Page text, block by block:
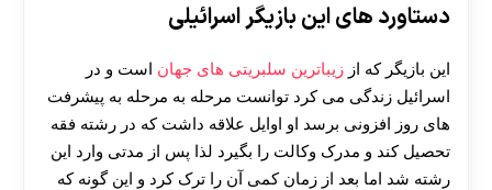
دستاورد های این بازیگر اسرائیلی
این بازیگر که از زیباترین سلبریتی های جهان است و در
اسرائیل زندگی می کرد توانست مرحله به مرحله به پیشرفت
های روز افزونی برسد او اوایل علاقه داشت که در رشته فقه
تحصیل کند و مدرک وکالت را بگیرد لذا پس از مدتی وارد این
رشته شد اما بعد از زمان کمی آن را ترک کرد و این گونه که